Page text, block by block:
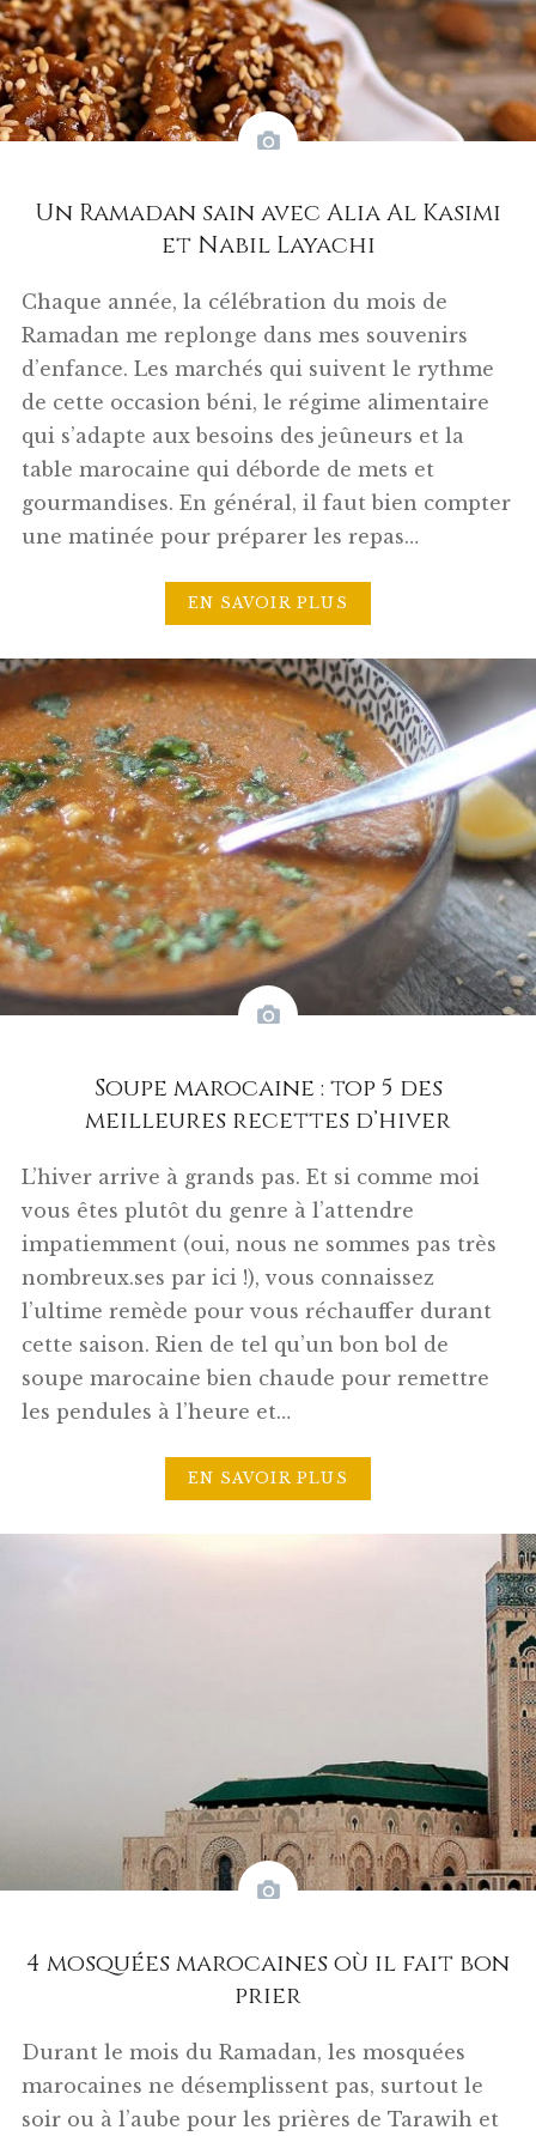
Un Ramadan sain avec Alia Al Kasimi
et Nabil Layachi
Chaque année, la célébration du mois de
Ramadan me replonge dans mes souvenirs
d’enfance. Les marchés qui suivent le rythme
de cette occasion béni, le régime alimentaire
qui s’adapte aux besoins des jeûneurs et la
table marocaine qui déborde de mets et
gourmandises. En général, il faut bien compter
une matinée pour préparer les repas…
EN SAVOIR PLUS
Soupe marocaine : top 5 des
meilleures recettes d’hiver
L’hiver arrive à grands pas. Et si comme moi
vous êtes plutôt du genre à l’attendre
impatiemment (oui, nous ne sommes pas très
nombreux.ses par ici !), vous connaissez
l’ultime remède pour vous réchauffer durant
cette saison. Rien de tel qu’un bon bol de
soupe marocaine bien chaude pour remettre
les pendules à l’heure et…
EN SAVOIR PLUS
4 mosquées marocaines où il fait bon
prier
Durant le mois du Ramadan, les mosquées
marocaines ne désemplissent pas, surtout le
soir ou à l’aube pour les prières de Tarawih et